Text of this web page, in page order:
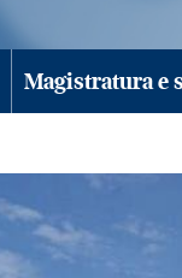
Magistratura e